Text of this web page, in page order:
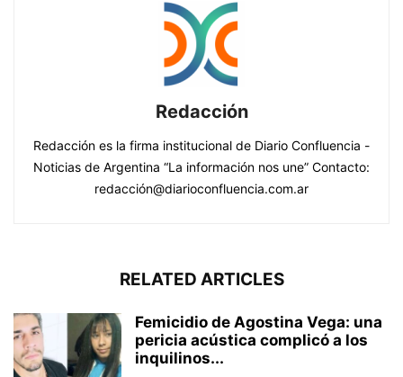
Redacción
Redacción es la firma institucional de Diario Confluencia -
Noticias de Argentina “La información nos une” Contacto:
redacción@diarioconfluencia.com.ar
RELATED ARTICLES
Femicidio de Agostina Vega: una
pericia acústica complicó a los
inquilinos...